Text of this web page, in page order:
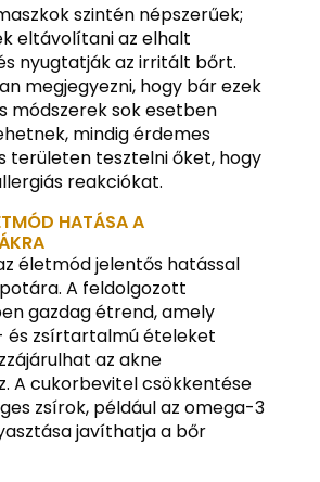
szintén népszerűek;
eltávolítani az elhalt
nyugtatják az irritált bőrt.
megjegyezni, hogy bár ezek
módszerek sok esetben
mindig érdemes
területen tesztelni őket, hogy
reakciókat.
HATÁSA A
életmód jelentős hatással
A feldolgozott
gazdag étrend, amely
és zsírtartalmú ételeket
az akne
A cukorbevitel csökkentése
zsírok, például az omega-3
javíthatja a bőr